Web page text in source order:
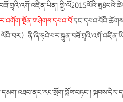
འགོག་སྔོན་གཤེགས་དཔའ་བོ་
）